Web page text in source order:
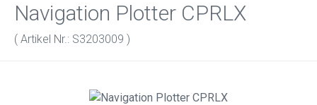
Navigation Plotter CPRLX
( Artikel Nr.: S3203009 )
Bildergalerie überspringen